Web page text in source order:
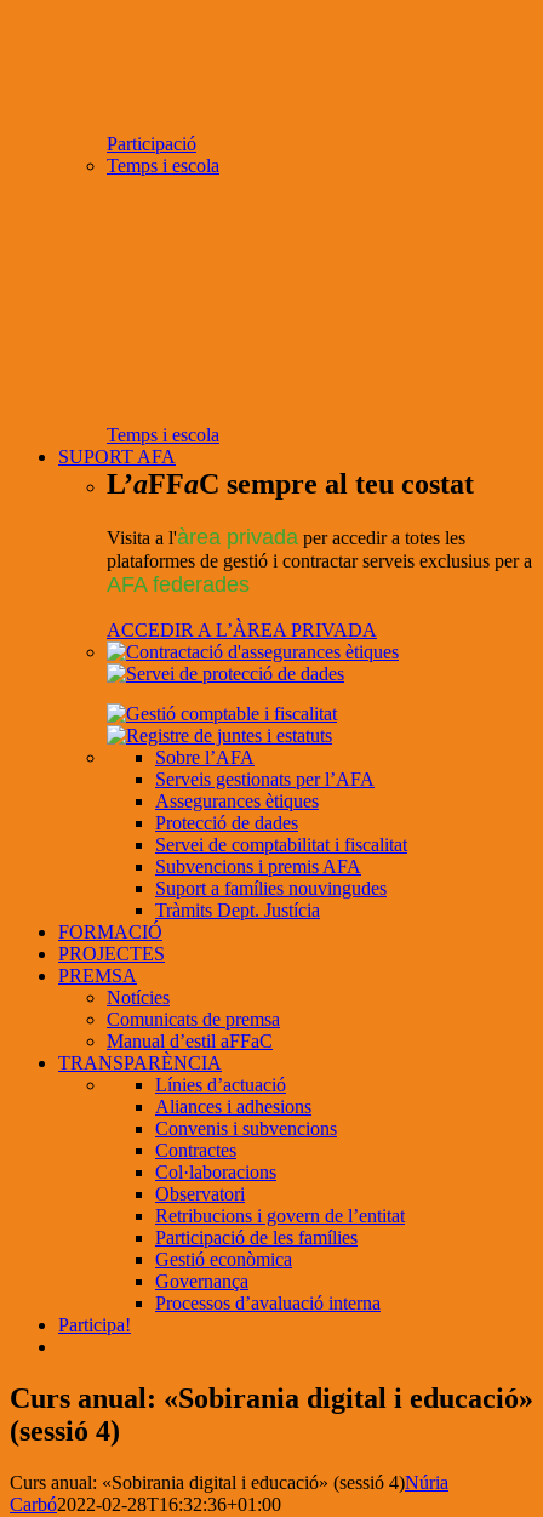
Participació
Temps i escola
Temps i escola
SUPORT AFA
L’aFFaC sempre al teu costat
Visita a l'àrea privada per accedir a totes les
plataformes de gestió i contractar serveis exclusius per a
AFA federades
ACCEDIR A L’ÀREA PRIVADA
Sobre l’AFA
Serveis gestionats per l’AFA
Assegurances ètiques
Protecció de dades
Servei de comptabilitat i fiscalitat
Subvencions i premis AFA
Suport a famílies nouvingudes
Tràmits Dept. Justícia
FORMACIÓ
PROJECTES
PREMSA
Notícies
Comunicats de premsa
Manual d’estil aFFaC
TRANSPARÈNCIA
Línies d’actuació
Aliances i adhesions
Convenis i subvencions
Contractes
Col·laboracions
Observatori
Retribucions i govern de l’entitat
Participació de les famílies
Gestió econòmica
Governança
Processos d’avaluació interna
Participa!
Curs anual: «Sobirania digital i educació»
(sessió 4)
Curs anual: «Sobirania digital i educació» (sessió 4)Núria
Carbó2022-02-28T16:32:36+01:00